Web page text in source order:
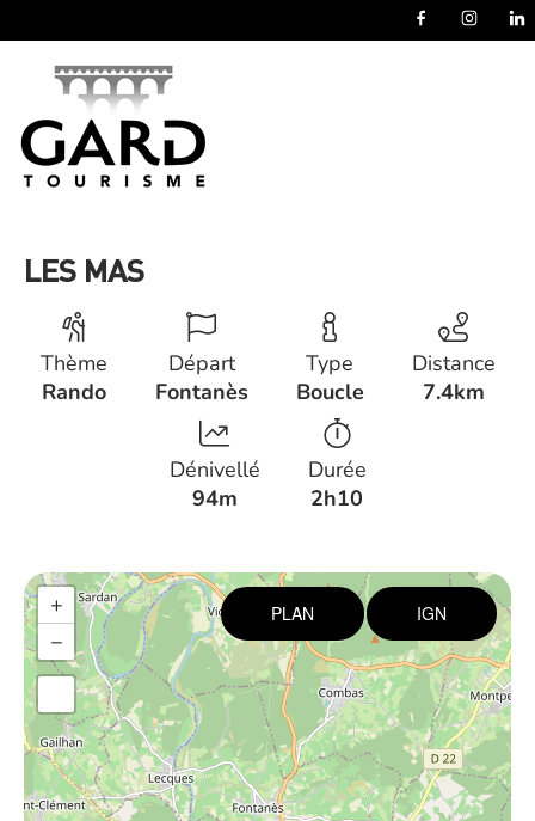
LES MAS
Thème
Rando
Départ
Fontanès
Type
Boucle
Distance
7.4km
Dénivellé
94m
Durée
2h10
+
−
PLAN IGN